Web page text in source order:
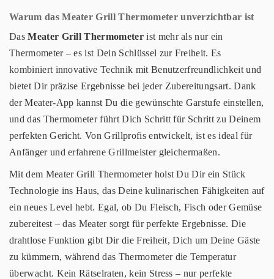
Warum das Meater Grill Thermometer unverzichtbar ist
DasMeater Grill Thermometerist mehr als nur ein
Thermometer – es ist Dein Schlüssel zur Freiheit. Es
kombiniert innovative Technik mit Benutzerfreundlichkeit und
bietet Dir präzise Ergebnisse bei jeder Zubereitungsart. Dank
der Meater-App kannst Du die gewünschte Garstufe einstellen,
und das Thermometer führt Dich Schritt für Schritt zu Deinem
perfekten Gericht. Von Grillprofis entwickelt, ist es ideal für
Anfänger und erfahrene Grillmeister gleichermaßen.
Mit dem Meater Grill Thermometer holst Du Dir ein Stück
Technologie ins Haus, das Deine kulinarischen Fähigkeiten auf
ein neues Level hebt. Egal, ob Du Fleisch, Fisch oder Gemüse
zubereitest – das Meater sorgt für perfekte Ergebnisse. Die
drahtlose Funktion gibt Dir die Freiheit, Dich um Deine Gäste
zu kümmern, während das Thermometer die Temperatur
überwacht. Kein Rätselraten, kein Stress – nur perfekte